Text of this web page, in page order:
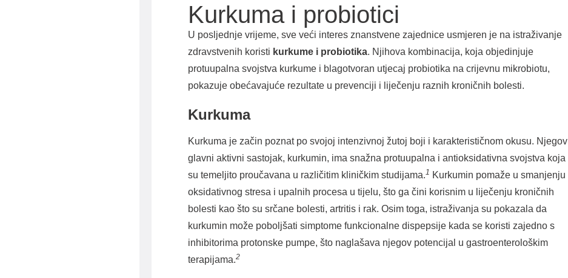
Kurkuma i probiotici
U posljednje vrijeme, sve veći interes znanstvene zajednice usmjeren je na istraživanje
zdravstvenih koristi kurkume i probiotika. Njihova kombinacija, koja objedinjuje
protuupalna svojstva kurkume i blagotvoran utjecaj probiotika na crijevnu mikrobiotu,
pokazuje obećavajuće rezultate u prevenciji i liječenju raznih kroničnih bolesti.
Kurkuma
Kurkuma je začin poznat po svojoj intenzivnoj žutoj boji i karakterističnom okusu. Njegov
glavni aktivni sastojak, kurkumin, ima snažna protuupalna i antioksidativna svojstva koja
su temeljito proučavana u različitim kliničkim studijama.1 Kurkumin pomaže u smanjenju
oksidativnog stresa i upalnih procesa u tijelu, što ga čini korisnim u liječenju kroničnih
bolesti kao što su srčane bolesti, artritis i rak. Osim toga, istraživanja su pokazala da
kurkumin može poboljšati simptome funkcionalne dispepsije kada se koristi zajedno s
inhibitorima protonske pumpe, što naglašava njegov potencijal u gastroenterološkim
terapijama.2